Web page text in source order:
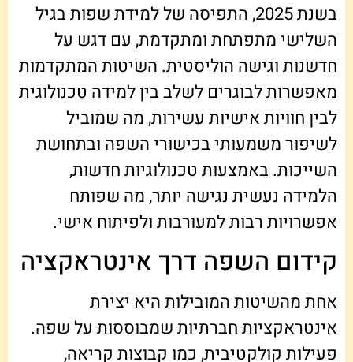
בשנת 2025, התפיסה של למידת שפות בגיל
השלישי מתפתחת ומתקדמת, עם דגש על
חדשנות וגישה הוליסטית. השיטות המתקדמות
מאפשרות לבוגרים לשלב בין למידה טכנולוגית
לבין חוויות אישיות עשירות, מה שמוביל
לשיפור משמעותי בכישורי השפה ובתחושת
השייכות. באמצעות טכנולוגיות חדשות,
הלמידה נעשית נגישה יותר, מה שפותח
אפשרויות רבות למעורבות ולפיתוח אישי.
קידום השפה דרך אינטראקציה
אחת מהשיטות המובילות היא יצירת
אינטראקציות חברתיות שמבוססות על שפה.
פעילות קולקטיבית, כמו קבוצות קריאה,